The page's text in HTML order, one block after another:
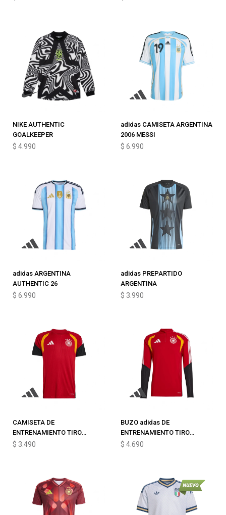
NIKE AUTHENTIC
GOALKEEPER
$ 4.990
adidas CAMISETA ARGENTINA
2006 MESSI
$ 6.990
adidas ARGENTINA
AUTHENTIC 26
$ 6.990
adidas PREPARTIDO
ARGENTINA
$ 3.990
CAMISETA DE
ENTRENAMIENTO TIRO
ALEMANIA 26
$ 3.490
BUZO adidas DE
ENTRENAMIENTO TIRO
TRAINING ALEMANIA 26
$ 4.690